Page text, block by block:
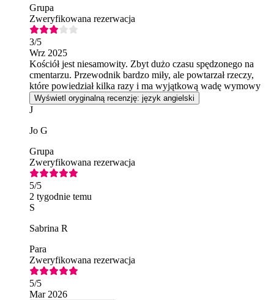
Grupa
Zweryfikowana rezerwacja
3/5
Wrz 2025
Kościół jest niesamowity. Zbyt dużo czasu spędzonego na
cmentarzu. Przewodnik bardzo miły, ale powtarzał rzeczy,
które powiedział kilka razy i ma wyjątkową wadę wymowy
Wyświetl oryginalną recenzję: język angielski
J
Jo G
Grupa
Zweryfikowana rezerwacja
5/5
2 tygodnie temu
S
Sabrina R
Para
Zweryfikowana rezerwacja
5/5
Mar 2026